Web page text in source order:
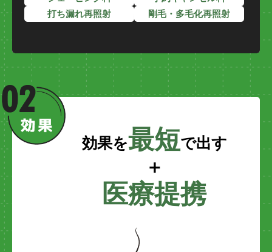
料金の詳細
打ち漏れ再照射 剛毛・多毛化再照射
効果を最短で出す
＋
医療提携